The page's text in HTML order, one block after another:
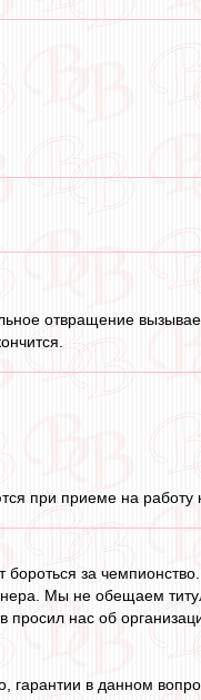
отвращение
при приеме на работу
за
Мы не обещаем
нас об
гарантии в данном